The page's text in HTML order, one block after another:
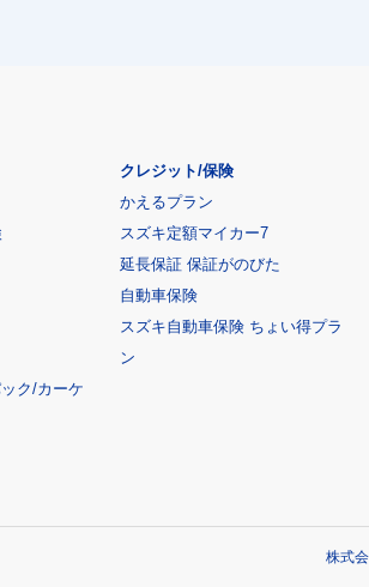
ク/カーケ
クレジット/保険
かえるプラン
スズキ定額マイカー7
延長保証 保証がのびた
自動車保険
スズキ自動車保険 ちょい得プラ
ン
株式